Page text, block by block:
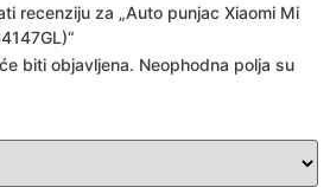
recenziju za „Auto punjac Xiaomi Mi
biti objavljena. Neophodna polja su